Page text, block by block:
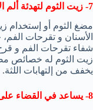
7- زيت الثوم لتهدئة ألم الأسنان
مضغ الثوم أو إستخدام
الأسنان و تقرحات
شفاء تقرحات الفم و قرح
زيت الثوم له خصائص
يخفف من إلتهابات اللثة.
8- يساعد في القضاء على مسببات الأمراض المعوية